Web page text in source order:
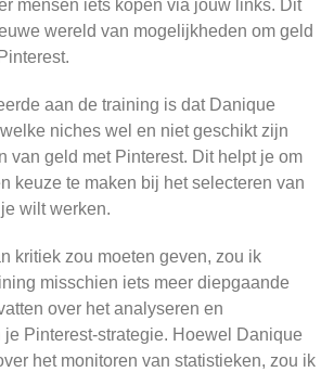
mensen iets kopen via jouw links. Dit
wereld van mogelijkheden om geld
aan de training is dat Danique
niches wel en niet geschikt zijn
van geld met Pinterest. Dit helpt je om
keuze te maken bij het selecteren van
wilt werken.
kritiek zou moeten geven, zou ik
misschien iets meer diepgaande
over het analyseren en
Pinterest-strategie. Hoewel Danique
het monitoren van statistieken, zou ik